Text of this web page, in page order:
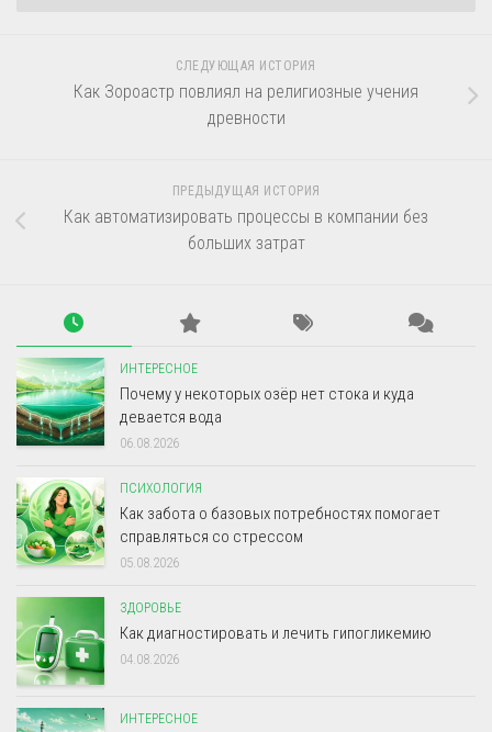
СЛЕДУЮЩАЯ ИСТОРИЯ
Как Зороастр повлиял на религиозные учения
древности
ПРЕДЫДУЩАЯ ИСТОРИЯ
Как автоматизировать процессы в компании без
больших затрат
ИНТЕРЕСНОЕ
Почему у некоторых озёр нет стока и куда
девается вода
06.08.2026
ПСИХОЛОГИЯ
Как забота о базовых потребностях помогает
справляться со стрессом
05.08.2026
ЗДОРОВЬЕ
Как диагностировать и лечить гипогликемию
04.08.2026
ИНТЕРЕСНОЕ